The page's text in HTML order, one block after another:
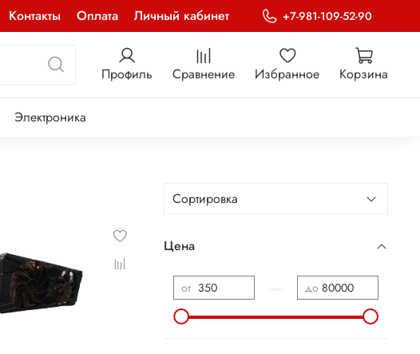
Контакты Оплата Личный кабинет +7-981-109-52-90
Профиль Сравнение Избранное Корзина
Электроника
Цена
от до